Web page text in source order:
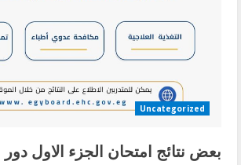
Uncategorized
بعض نتائج امتحان الجزء الاول دور